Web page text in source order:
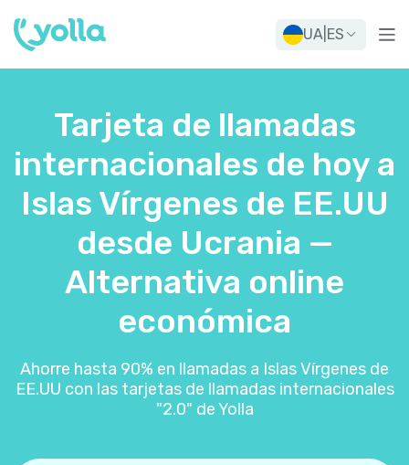
UA ES
Tarjeta de llamadas
internacionales de hoy a
Islas Vírgenes de EE.UU
desde Ucrania —
Alternativa online
económica
Ahorre hasta 90% en llamadas a Islas Vírgenes de
EE.UU con las tarjetas de llamadas internacionales
"2.0" de Yolla